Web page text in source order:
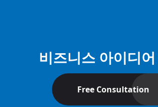
비즈니스 아이디
Free Consultation